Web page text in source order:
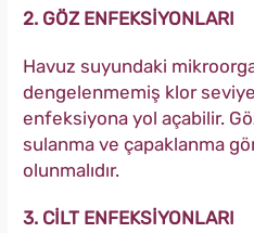
2. GÖZ ENFEKSİYONLARI
Havuz suyundaki
dengelenmemiş klor
enfeksiyona yol açabilir.
sulanma ve çapaklanma
olunmalıdır.
3. CİLT ENFEKSİYONLARI